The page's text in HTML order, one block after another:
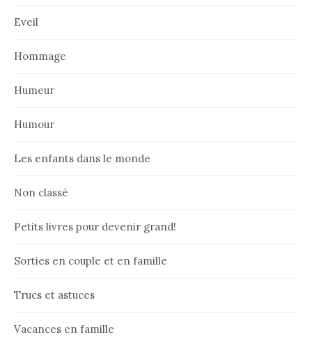
Eveil
Hommage
Humeur
Humour
Les enfants dans le monde
Non classé
Petits livres pour devenir grand!
Sorties en couple et en famille
Trucs et astuces
Vacances en famille